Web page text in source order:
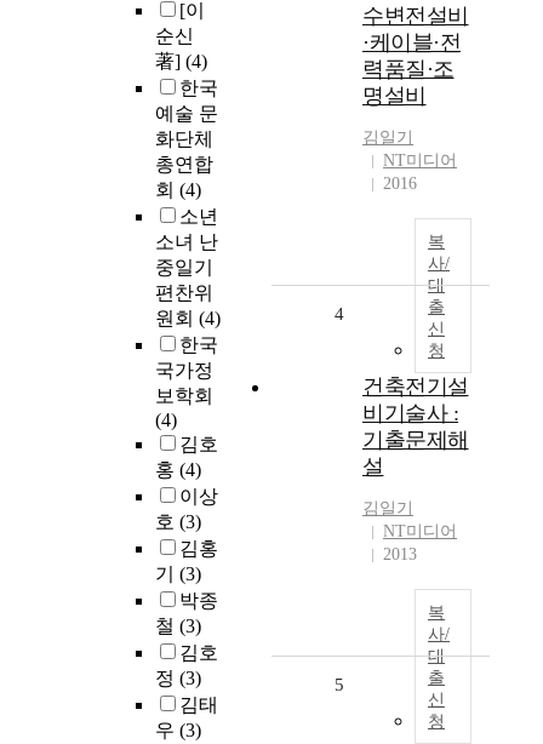
[이
순신
著] (4)
한국
예술 문
화단체
총연합
회 (4)
소년
소녀 난
중일기
편찬위
원회 (4)
한국
국가정
보학회
(4)
김호
홍 (4)
이상
호 (3)
김홍
기 (3)
박종
철 (3)
김호
정 (3)
김태
우 (3)
수변전설비
·케이블·전
력품질·조
명설비
김일기
NT미디어
2016
복
사/
대
출
신
청
4
건축전기설
비기술사 :
기출문제해
설
김일기
NT미디어
2013
복
사/
대
출
신
청
5